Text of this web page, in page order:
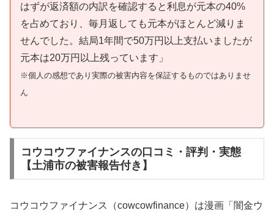
はずが返済額の内訳を確認すると利息が元本の40%
を占めており、毎月返しても元本がほとんど減りま
せんでした。結局1年間で50万円以上支払いましたが
元本は20万円以上残っています」
※個人の感想であり実際の被害内容を保証するものではありませ
ん
コウコウファイナンスの口コミ・評判・実態
【土浦市の被害報告付き】
コウコウファイナンス（cowcowfinance）は漫画「闇金ウ